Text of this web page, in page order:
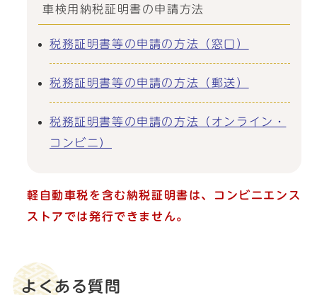
車検用納税証明書の申請方法
税務証明書等の申請の方法（窓口）
税務証明書等の申請の方法（郵送）
税務証明書等の申請の方法（オンライン・
コンビニ）
軽自動車税を含む納税証明書は、コンビニエンス
ストアでは発行できません。
よくある質問